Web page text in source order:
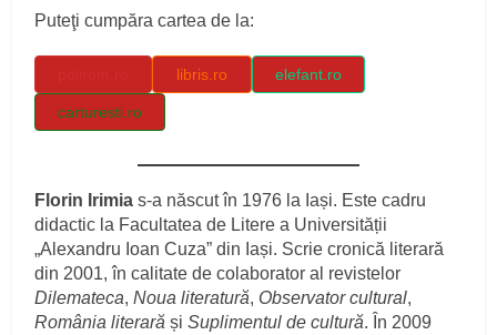
Puteţi cumpăra cartea de la:
libris.ro elefant.ro
carturesti.ro
Florin Irimia s-a născut în 1976 la Iași. Este cadru
didactic la Facultatea de Litere a Universității
„Alexandru Ioan Cuza” din Iași. Scrie cronică literară
din 2001, în calitate de colaborator al revistelor
Dilemateca,Noua literatură, Observator cultural,
România literară șiSuplimentul de cultură. În 2009